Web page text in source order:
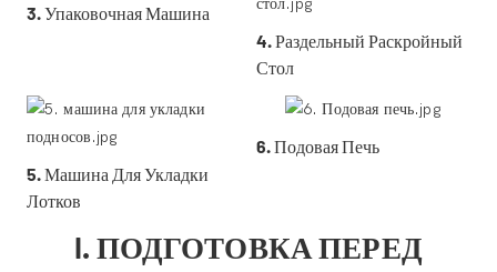
3. Упаковочная Машина
4. Раздельный Раскройный
Стол
5. Машина Для Укладки
Лотков
6. Подовая Печь
I. ПОДГОТОВКА ПЕРЕД